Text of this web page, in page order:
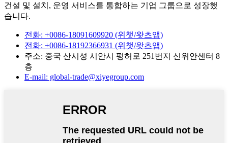
건설 및 설치, 운영 서비스를 통합하는 기업 그룹으로 성장했
습니다.
전화: +0086-18091609920 (위챗/왓츠앱)
전화: +0086-18192366931 (위챗/왓츠앱)
주소: 중국 산시성 시안시 펑허로 251번지 신위안센터 8
층
E-mail: global-trade@xiyegroup.com